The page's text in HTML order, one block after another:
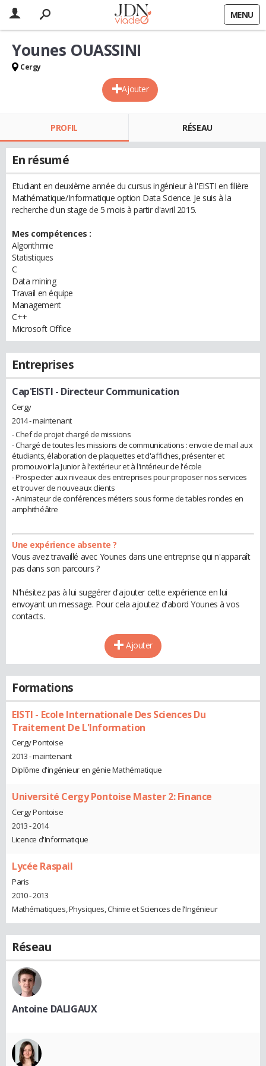
MENU
Ajouter
Younes OUASSINI
Cergy
PROFIL RÉSEAU
En résumé
Etudiant en deuxième année du cursus ingénieur à l'EISTI en filière
Mathématique/Informatique option Data Science. Je suis à la
recherche d'un stage de 5 mois à partir d'avril 2015.
Mes compétences :
Algorithmie
Statistiques
C
Data mining
Travail en équipe
Management
C++
Microsoft Office
Entreprises
Cap'EISTI - Directeur Communication
Cergy
2014 - maintenant
- Chef de projet chargé de missions
- Chargé de toutes les missions de communications : envoie de mail aux
étudiants, élaboration de plaquettes et d'affiches, présenter et
promouvoir la Junior à l’extérieur et à l'intérieur de l'école
- Prospecter aux niveaux des entreprises pour proposer nos services
et trouver de nouveaux clients
- Animateur de conférences métiers sous forme de tables rondes en
amphithéâtre
Une expérience absente ?
Vous avez travaillé avec Younes dans une entreprise qui n'apparaît
pas dans son parcours ?
N'hésitez pas à lui suggérer d'ajouter cette expérience en lui
envoyant un message. Pour cela ajoutez d'abord Younes à vos
contacts.
Ajouter
Formations
EISTI - Ecole Internationale Des Sciences Du
Traitement De L'Information
Cergy Pontoise
2013 - maintenant
Diplôme d'ingénieur en génie Mathématique
Université Cergy Pontoise Master 2: Finance
Cergy Pontoise
2013 - 2014
Licence d'Informatique
Lycée Raspail
Paris
2010 - 2013
Mathématiques, Physiques, Chimie et Sciences de l'Ingénieur
Réseau
Antoine DALIGAUX